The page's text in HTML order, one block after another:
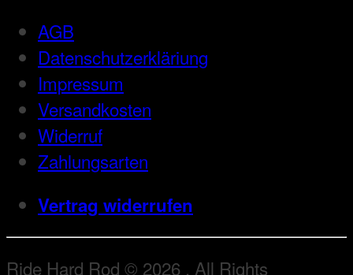
AGB
Datenschutzerkläriung
Impressum
Versandkosten
Widerruf
Zahlungsarten
Vertrag widerrufen
Ride Hard Rod © 2026 . All Rights